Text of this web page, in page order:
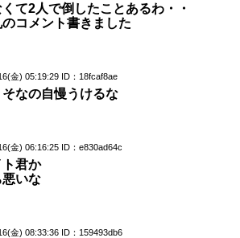
て2人で倒したことあるわ・・
コメント書きました
金) 05:19:29 ID：18fcaf8ae
なの自慢うけるな
金) 06:16:25 ID：e830ad64c
君か
いな
金) 08:33:36 ID：159493db6